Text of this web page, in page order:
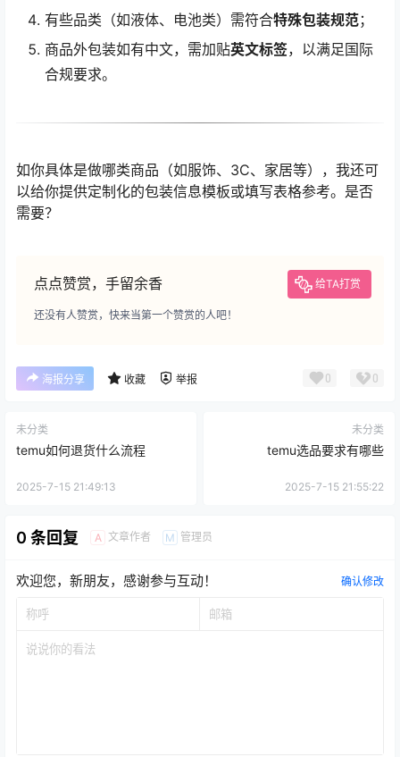
有些品类（如液体、电池类）需符合特殊包装规范；
商品外包装如有中文，需加贴英文标签，以满足国际
合规要求。
如你具体是做哪类商品（如服饰、3C、家居等），我还可
以给你提供定制化的包装信息模板或填写表格参考。是否
需要？
点点赞赏，手留余香 给TA打赏
还没有人赞赏，快来当第一个赞赏的人吧！
海报分享 收藏 举报 0 0
未分类
temu如何退货什么流程
2025-7-15 21:49:13
未分类
temu选品要求有哪些
2025-7-15 21:55:22
0 条回复 A 文章作者 M 管理员
欢迎您，新朋友，感谢参与互动！ 确认修改